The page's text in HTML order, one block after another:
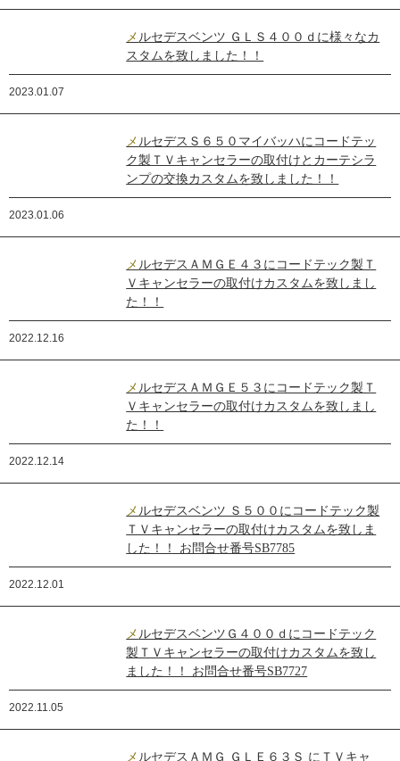
メルセデスベンツ ＧＬＳ４００ｄに様々なカ
スタムを致しました！！
2023.01.07
メルセデスＳ６５０マイバッハにコードテッ
ク製ＴＶキャンセラーの取付けとカーテシラ
ンプの交換カスタムを致しました！！
2023.01.06
メルセデスＡＭＧＥ４３にコードテック製Ｔ
Ｖキャンセラーの取付けカスタムを致しまし
た！！
2022.12.16
メルセデスＡＭＧＥ５３にコードテック製Ｔ
Ｖキャンセラーの取付けカスタムを致しまし
た！！
2022.12.14
メルセデスベンツ Ｓ５００にコードテック製
ＴＶキャンセラーの取付けカスタムを致しま
した！！ お問合せ番号SB7785
2022.12.01
メルセデスベンツＧ４００ｄにコードテック
製ＴＶキャンセラーの取付けカスタムを致し
ました！！ お問合せ番号SB7727
2022.11.05
メルセデスＡＭＧ ＧＬＥ６３Ｓ にＴＶキャ